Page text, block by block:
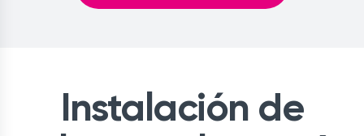
Instalación de